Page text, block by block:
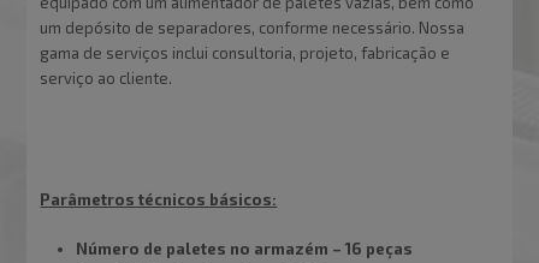
um depósito de separadores, conforme necessário. Nossa
gama de serviços inclui consultoria, projeto, fabricação e
serviço ao cliente.
Parâmetros técnicos básicos:
Número de paletes no armazém – 16 peças